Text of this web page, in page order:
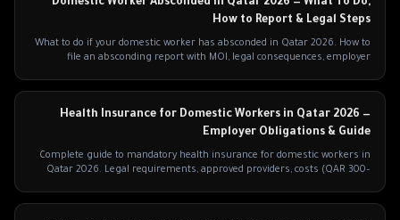
Domestic Worker Absconded in Qatar 2026 — What To Do,
How to Report & Legal Steps
What to do if your domestic worker has absconded in Qatar 2026. How to
file an absconding report with MOI, legal consequences, employer
Health Insurance for Domestic Workers in Qatar 2026 —
Employer Obligations & Guide
Complete guide to mandatory health insurance for domestic workers in
Qatar 2026. Legal requirements, approved providers, costs (QAR 300–